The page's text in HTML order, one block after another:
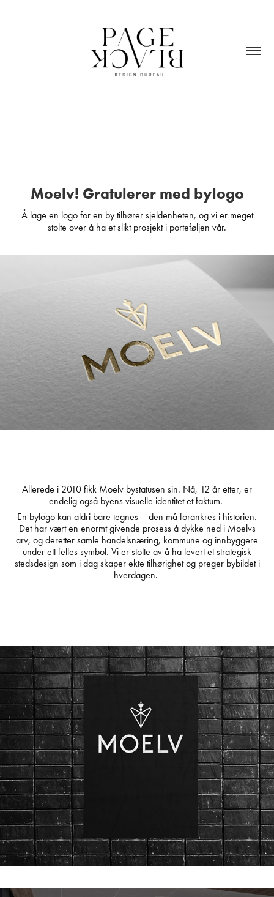
Moelv! Gratulerer med bylogo
Å lage en logo for en by tilhører sjeldenheten, og vi er meget
stolte over å ha et slikt prosjekt i porteføljen vår.
Allerede i 2010 fikk Moelv bystatusen sin. Nå, 12 år etter, er
endelig også byens visuelle identitet et faktum.
En bylogo kan aldri bare tegnes – den må forankres i historien.
Det har vært en enormt givende prosess å dykke ned i Moelvs
arv, og deretter samle handelsnæring, kommune og innbyggere
under ett felles symbol. Vi er stolte av å ha levert et strategisk
stedsdesign som i dag skaper ekte tilhørighet og preger bybildet i
hverdagen.